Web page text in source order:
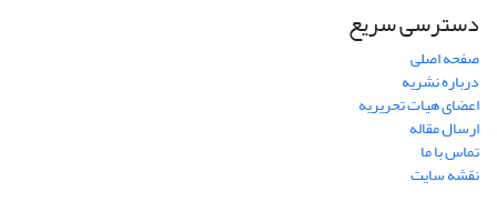
دسترسی سریع
صفحه اصلی
درباره نشریه
اعضای هیات تحریریه
ارسال مقاله
تماس با ما
نقشه سایت